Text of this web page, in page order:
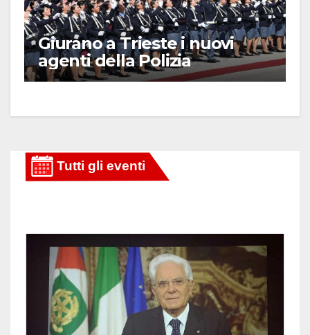
Giurano a Trieste i nuovi
agenti della Polizia